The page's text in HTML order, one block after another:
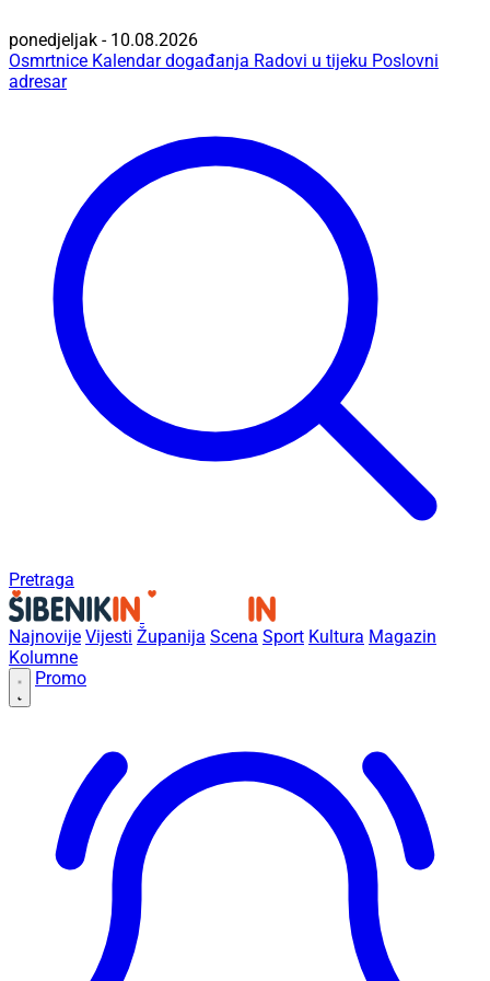
ponedjeljak - 10.08.2026
Osmrtnice Kalendar događanja Radovi u tijeku Poslovni
adresar
Pretraga
Najnovije Vijesti Županija Scena Sport Kultura Magazin
Kolumne
Promo